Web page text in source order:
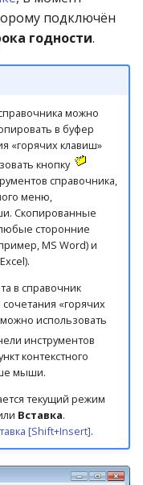
документов
документов
склада
приходов от
розничных цен
о
по группам
(Генератор)
7-МЗ, 11-МЗ
подключён
годности.
можно
в буфер
«горячих клавиш»
кнопку
справочника,
меню,
Скопированные
сторонние
MS Word) и
в справочник
«горячих
использовать
инструментов
контекстного
мыши.
текущий режим
Вставка.
[Shift+Insert].